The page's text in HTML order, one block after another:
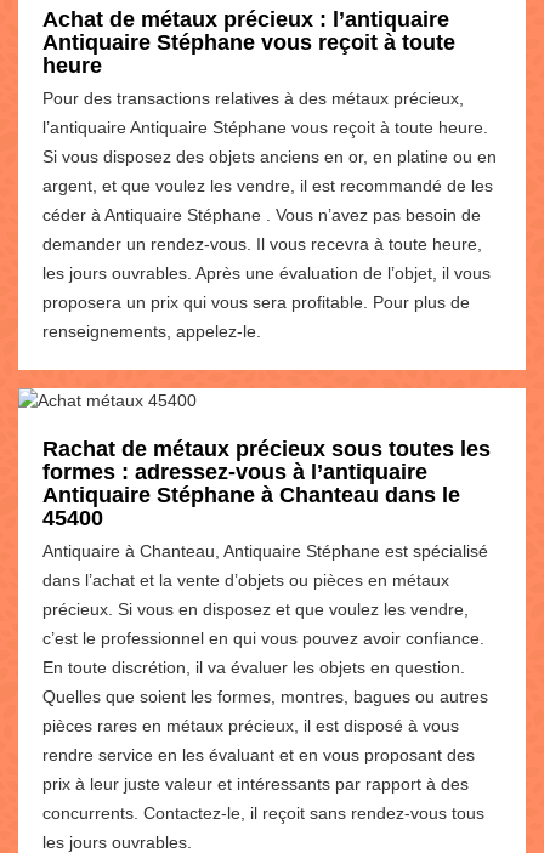
Achat de métaux précieux : l’antiquaire
Antiquaire Stéphane vous reçoit à toute
heure
Pour des transactions relatives à des métaux précieux,
l’antiquaire Antiquaire Stéphane vous reçoit à toute heure.
Si vous disposez des objets anciens en or, en platine ou en
argent, et que voulez les vendre, il est recommandé de les
céder à Antiquaire Stéphane . Vous n’avez pas besoin de
demander un rendez-vous. Il vous recevra à toute heure,
les jours ouvrables. Après une évaluation de l’objet, il vous
proposera un prix qui vous sera profitable. Pour plus de
renseignements, appelez-le.
Rachat de métaux précieux sous toutes les
formes : adressez-vous à l’antiquaire
Antiquaire Stéphane à Chanteau dans le
45400
Antiquaire à Chanteau, Antiquaire Stéphane est spécialisé
dans l’achat et la vente d’objets ou pièces en métaux
précieux. Si vous en disposez et que voulez les vendre,
c’est le professionnel en qui vous pouvez avoir confiance.
En toute discrétion, il va évaluer les objets en question.
Quelles que soient les formes, montres, bagues ou autres
pièces rares en métaux précieux, il est disposé à vous
rendre service en les évaluant et en vous proposant des
prix à leur juste valeur et intéressants par rapport à des
concurrents. Contactez-le, il reçoit sans rendez-vous tous
les jours ouvrables.